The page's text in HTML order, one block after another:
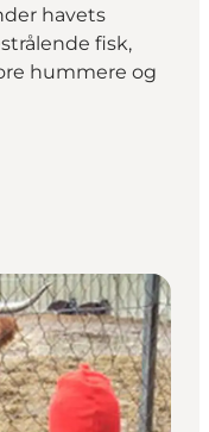
havets
fisk,
hummere og
on_map